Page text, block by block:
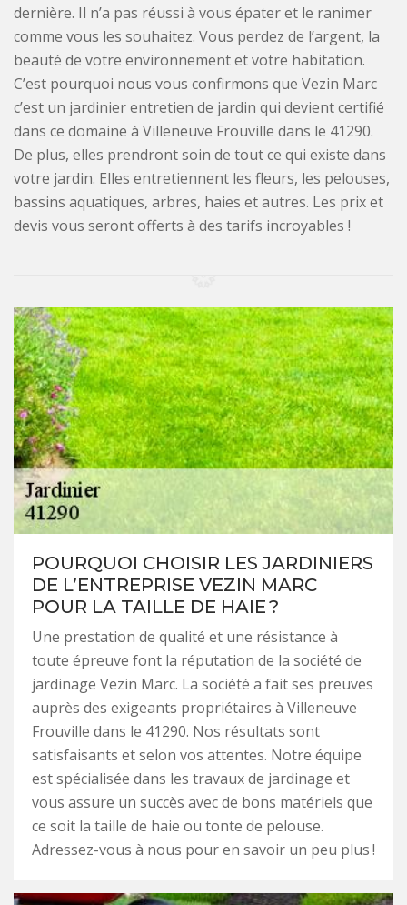
dernière. Il n’a pas réussi à vous épater et le ranimer
comme vous les souhaitez. Vous perdez de l’argent, la
beauté de votre environnement et votre habitation.
C’est pourquoi nous vous confirmons que Vezin Marc
c’est un jardinier entretien de jardin qui devient certifié
dans ce domaine à Villeneuve Frouville dans le 41290.
De plus, elles prendront soin de tout ce qui existe dans
votre jardin. Elles entretiennent les fleurs, les pelouses,
bassins aquatiques, arbres, haies et autres. Les prix et
devis vous seront offerts à des tarifs incroyables !
POURQUOI CHOISIR LES JARDINIERS
DE L’ENTREPRISE VEZIN MARC
POUR LA TAILLE DE HAIE ?
Une prestation de qualité et une résistance à
toute épreuve font la réputation de la société de
jardinage Vezin Marc. La société a fait ses preuves
auprès des exigeants propriétaires à Villeneuve
Frouville dans le 41290. Nos résultats sont
satisfaisants et selon vos attentes. Notre équipe
est spécialisée dans les travaux de jardinage et
vous assure un succès avec de bons matériels que
ce soit la taille de haie ou tonte de pelouse.
Adressez-vous à nous pour en savoir un peu plus !